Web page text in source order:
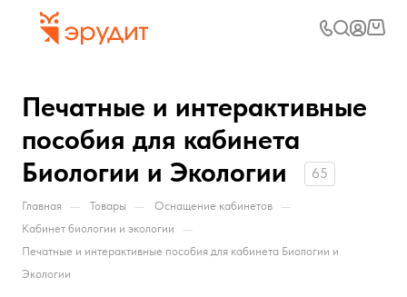
Печатные и интерактивные
пособия для кабинета
Биологии и Экологии
65
Главная — Товары — Оснащение кабинетов —
Кабинет биологии и экологии —
Печатные и интерактивные пособия для кабинета Биологии и
Экологии